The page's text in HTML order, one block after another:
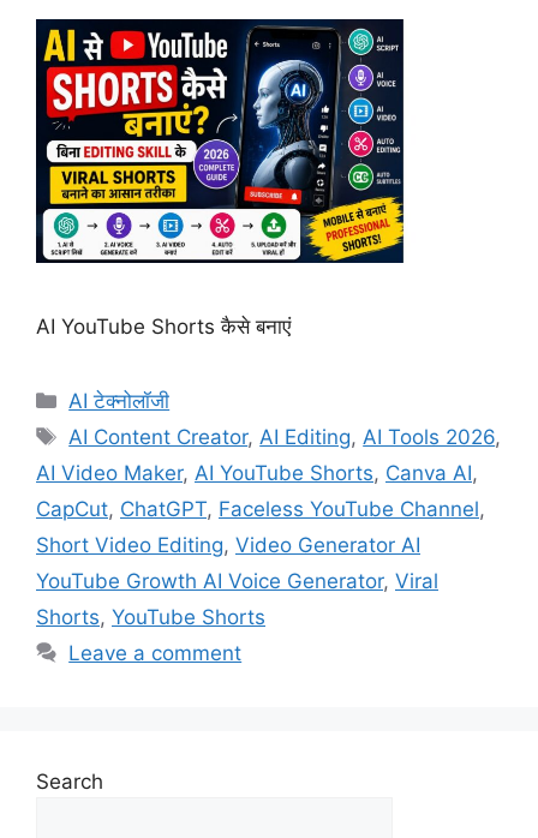
AI YouTube Shorts कैसे बनाएं
Categories
AI टेक्नोलॉजी
Tags
AI Content Creator,AI Editing,AI Tools 2026,
AI Video Maker, AI YouTube Shorts, Canva AI,
CapCut, ChatGPT, Faceless YouTube Channel,
Short Video Editing, Video Generator AI
YouTube Growth AI Voice Generator, Viral
Shorts, YouTube Shorts
Leave a comment
Search